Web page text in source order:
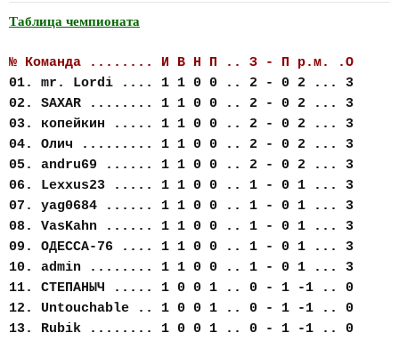
Таблица чемпионата
№ Команда ........ И В Н П .. З - П р.м. .О
01. mr. Lordi .... 1 1 0 0 .. 2 - 0 2 ... 3
02. SAXAR ........ 1 1 0 0 .. 2 - 0 2 ... 3
03. копейкин ..... 1 1 0 0 .. 2 - 0 2 ... 3
04. Олич ......... 1 1 0 0 .. 2 - 0 2 ... 3
05. andru69 ...... 1 1 0 0 .. 2 - 0 2 ... 3
06. Lexxus23 ..... 1 1 0 0 .. 1 - 0 1 ... 3
07. yag0684 ...... 1 1 0 0 .. 1 - 0 1 ... 3
08. VasKahn ...... 1 1 0 0 .. 1 - 0 1 ... 3
09. ОДЕССА-76 .... 1 1 0 0 .. 1 - 0 1 ... 3
10. admin ........ 1 1 0 0 .. 1 - 0 1 ... 3
11. СТЕПАНЫЧ ..... 1 0 0 1 .. 0 - 1 -1 .. 0
12. Untouchable .. 1 0 0 1 .. 0 - 1 -1 .. 0
13. Rubik ........ 1 0 0 1 .. 0 - 1 -1 .. 0